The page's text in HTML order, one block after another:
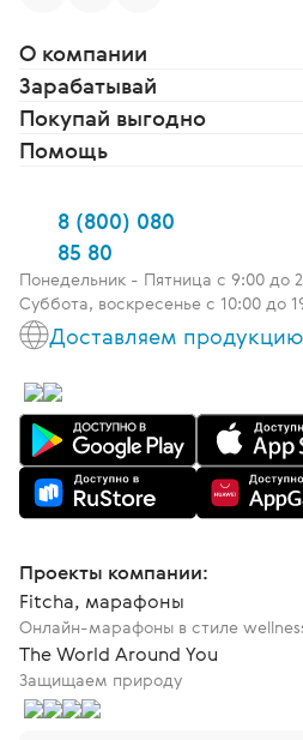
О компании
Зарабатывай
Покупай выгодно
Помощь
8 (800) 080
85 80
Понедельник - Пятница c 9:00 до
Суббота, воскресенье с 10:00 до
Доставляем
Проекты компании:
Fitcha, марафоны
Онлайн-марафоны в стиле
The World Around You
Защищаем природу